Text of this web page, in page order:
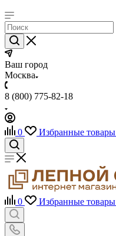
Ваш город
Москва
8 (800) 775-82-18
0 Избранные товары
0 Избранные товары